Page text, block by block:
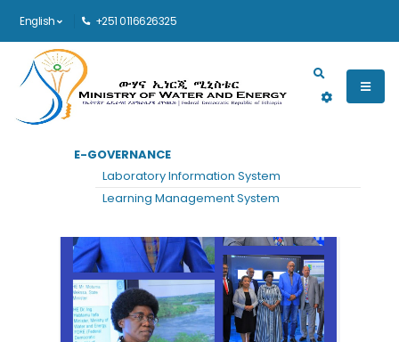
English +251 0116626325
Main navigation
E-GOVERNANCE
Laboratory Information System
Learning Management System